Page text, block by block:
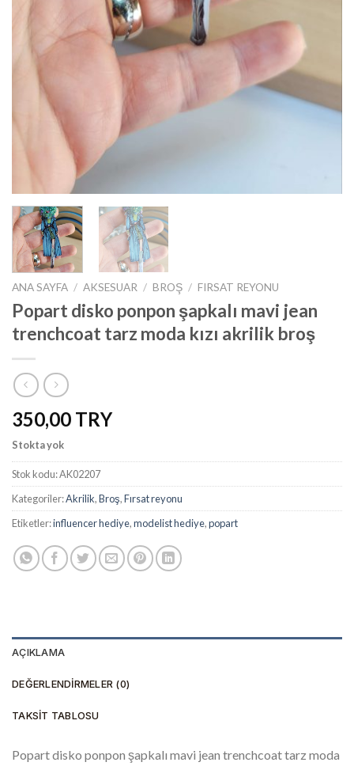
ANA SAYFA / AKSESUAR / BROŞ / FIRSAT REYONU
Popart disko ponpon şapkalı mavi jean
trenchcoat tarz moda kızı akrilik broş
350,00
Stokta yok
Stok kodu:AK02207
Kategoriler:Akrilik,Broş,Fırsat reyonu
Etiketler:influencer hediye,modelist hediye,popart
AÇIKLAMA
DEĞERLENDIRMELER (0)
TAKSIT TABLOSU
Popart disko ponpon şapkalı mavi jean trenchcoat tarz moda